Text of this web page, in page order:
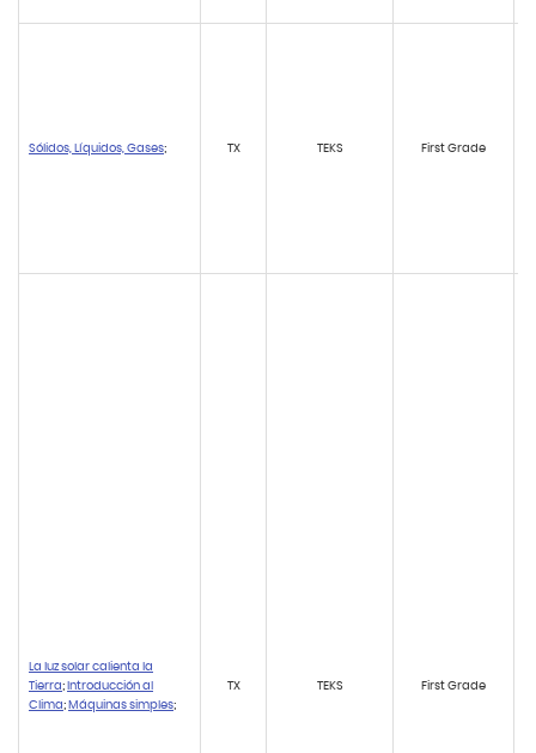
Sólidos, Líquidos, Gases; TX TEKS First Grade
La luz solar calienta la
Tierra; Introducción al
Clima; Máquinas simples;
TX TEKS First Grade